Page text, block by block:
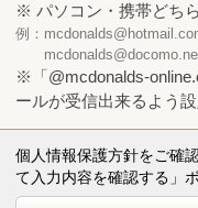
※ パソコン・携帯どち
例：
※「@mcdonalds-
ールが受信出来るよう
個人情報保護方針をご確
て入力内容を確認する」